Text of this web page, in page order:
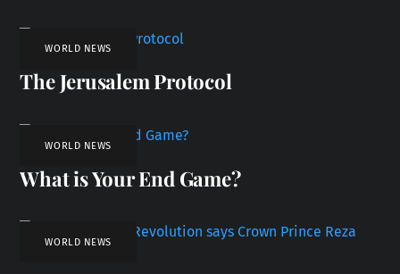
WORLD NEWS
The Jerusalem Protocol
WORLD NEWS
What is Your End Game?
WORLD NEWS